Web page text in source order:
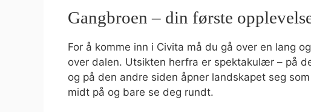
Gangbroen – din første
For å komme inn i Civita må du gå over en lang
over dalen. Utsikten herfra er spektakulær – på
og på den andre siden åpner landskapet seg
midt på og bare se deg rundt.